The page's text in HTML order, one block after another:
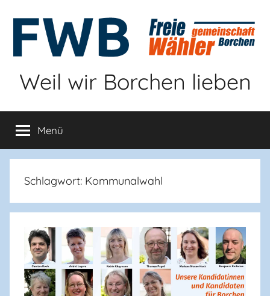
Inhalt
springen
Weil wir Borchen lieben
Menü
Schlagwort: Kommunalwahl